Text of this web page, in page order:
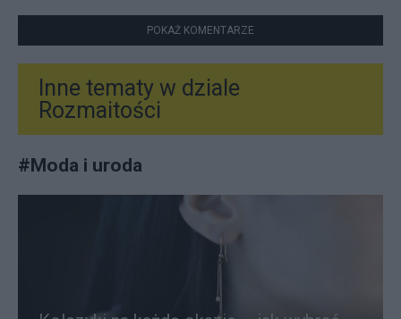
POKAŻ KOMENTARZE
Inne tematy w dziale
Rozmaitości
#Moda i uroda